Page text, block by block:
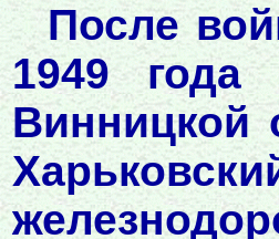
После
1949
Винницкой